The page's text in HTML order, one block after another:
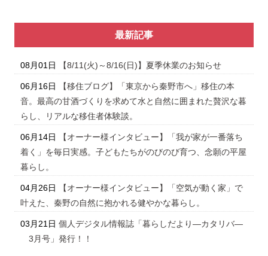
最新記事
08月01日 【8/11(火)～8/16(日)】夏季休業のお知らせ
06月16日
【移住ブログ】「東京から秦野市へ」移住の本
音。最高の甘酒づくりを求めて水と自然に囲まれた贅沢な暮
らし、リアルな移住者体験談。
06月14日
【オーナー様インタビュー】「我が家が一番落ち
着く」を毎日実感。子どもたちがのびのび育つ、念願の平屋
暮らし。
04月26日
【オーナー様インタビュー】「空気が動く家」で
叶えた、秦野の自然に抱かれる健やかな暮らし。
03月21日 個人デジタル情報誌「暮らしだより―カタリバ―
3月号」発行！！